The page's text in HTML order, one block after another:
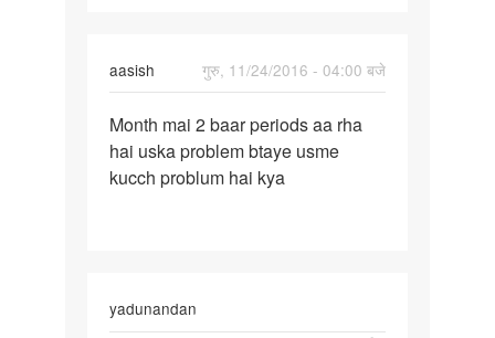
aasish
गुरु, 11/24/2016 - 04:00 बजे
Month
mai
2
Month mai 2 baar periods aa rha
hai uska problem btaye usme
kucch problum hai kya
yadunandan